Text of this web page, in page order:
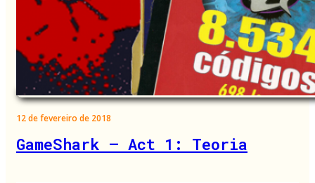
12 de fevereiro de 2018
GameShark – Act 1: Teoria